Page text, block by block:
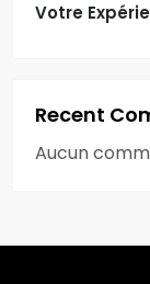
Votre
Recent
Aucun